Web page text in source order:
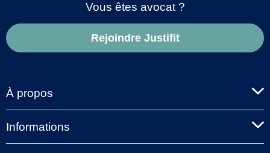
Vous êtes avocat ?
Rejoindre Justifit
À propos
Informations